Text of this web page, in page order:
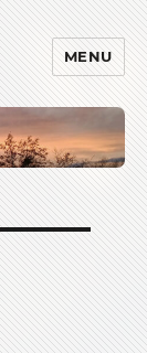
MENU